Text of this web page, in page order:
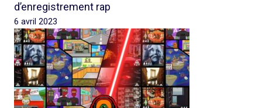
d’enregistrement rap
6 avril 2023